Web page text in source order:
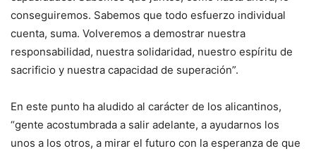
conseguiremos. Sabemos que todo esfuerzo individual
cuenta, suma. Volveremos a demostrar nuestra
responsabilidad, nuestra solidaridad, nuestro espíritu de
sacrificio y nuestra capacidad de superación”.
En este punto ha aludido al carácter de los alicantinos,
“gente acostumbrada a salir adelante, a ayudarnos los
unos a los otros, a mirar el futuro con la esperanza de que